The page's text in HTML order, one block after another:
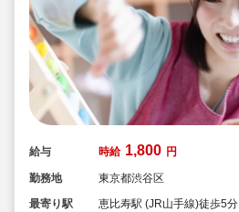
給与 時給 1,800 円
勤務地
東京都渋谷区
最寄り駅
恵比寿駅 (JR山手線)徒歩5分